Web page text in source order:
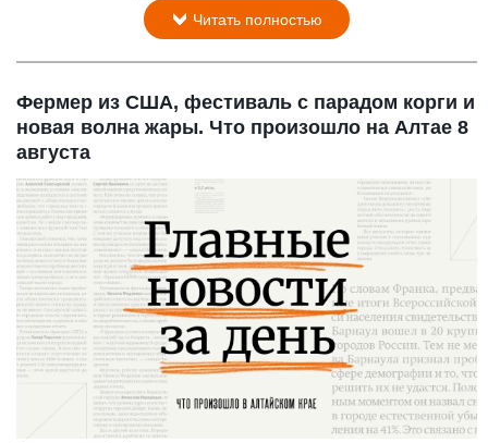
Читать полностью
Фермер из США, фестиваль с парадом корги и
новая волна жары. Что произошло на Алтае 8
августа